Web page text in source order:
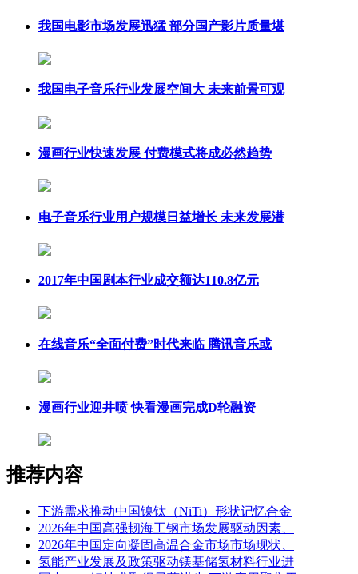
我国电影市场发展迅猛 部分国产影片质量堪
我国电子音乐行业发展空间大 未来前景可观
漫画行业快速发展 付费模式将成必然趋势
电子音乐行业用户规模日益增长 未来发展潜
2017年中国剧本行业成交额达110.8亿元
在线音乐“全面付费”时代来临 腾讯音乐或
漫画行业迎井喷 快看漫画完成D轮融资
推荐内容
下游需求推动中国镍钛（NiTi）形状记忆合金
2026年中国高强韧海工钢市场发展驱动因素、
2026年中国定向凝固高温合金市场市场现状、
氢能产业发展及政策驱动镁基储氢材料行业进